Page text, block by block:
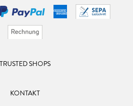
TRUSTED SHOPS
KONTAKT